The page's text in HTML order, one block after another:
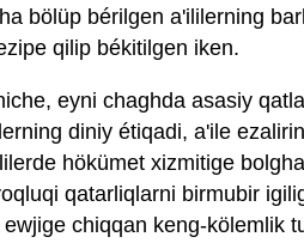
bölüp bérilgen a'ililerning
qilip békitilgen iken.
eyni chaghda asasiy
diniy étiqadi, a'ile
hökümet xizmitige
qatarliqlarni birmubir
chiqqan keng-kölemlik